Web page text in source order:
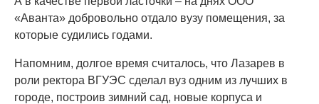
«Аванта» добровольно отдало вузу помещения, за
которые судились годами.
Напомним, долгое время считалось, что Лазарев в
роли ректора ВГУЭС сделал вуз одним из лучших в
городе, построив зимний сад, новые корпуса и